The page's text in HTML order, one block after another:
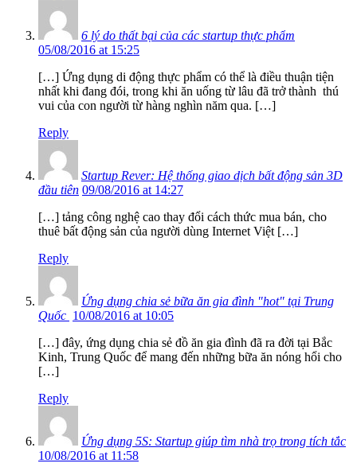
6 lý do thất bại của các startup thực phẩm
05/08/2016 at 15:25
[…] Ứng dụng di động thực phẩm có thể là điều thuận tiện
nhất khi đang đói, trong khi ăn uống từ lâu đã trở thành thú
vui của con người từ hàng nghìn năm qua. […]
Reply
Startup Rever: Hệ thống giao dịch bất động sản 3D
đầu tiên 09/08/2016 at 14:27
[…] tảng công nghệ cao thay đổi cách thức mua bán, cho
thuê bất động sản của người dùng Internet Việt […]
Reply
Ứng dụng chia sẻ bữa ăn gia đình "hot" tại Trung
Quốc 10/08/2016 at 10:05
[…] đây, ứng dụng chia sẻ đồ ăn gia đình đã ra đời tại Bắc
Kinh, Trung Quốc để mang đến những bữa ăn nóng hổi cho
[…]
Reply
Ứng dụng 5S: Startup giúp tìm nhà trọ trong tích tắc
10/08/2016 at 11:58